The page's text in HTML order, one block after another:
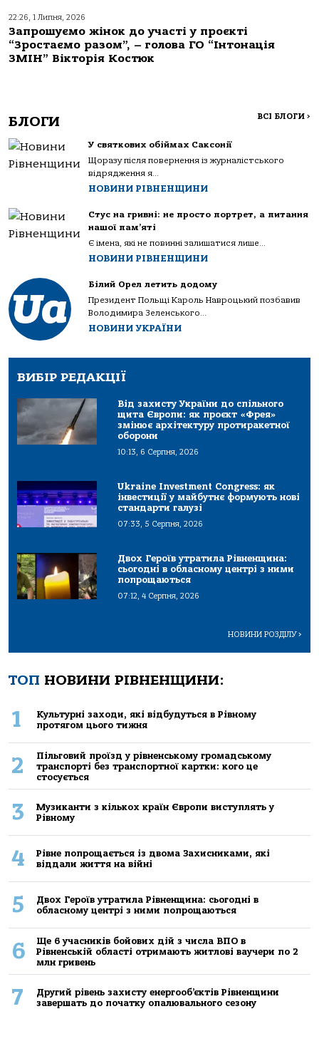
22:26, 1 Липня, 2026
Запрошуємо жінок до участі у проєкті
“Зростаємо разом”, – голова ГО “Інтонація
ЗМІН” Вікторія Костюк
БЛОГИ ВСІ БЛОГИ >
У святкових обіймах Саксонії
Щоразу після повернення із журналістського
відрядження я...
НОВИНИ РІВНЕНЩИНИ
Стус на гривні: не просто портрет, а питання
нашої пам’яті
Є імена, які не повинні залишатися лише...
НОВИНИ РІВНЕНЩИНИ
Білий Орел летить додому
Президент Польщі Кароль Навроцький позбавив
Володимира Зеленського...
НОВИНИ УКРАЇНИ
ВИБІР РЕДАКЦІЇ
Від захисту України до спільного
щита Європи: як проєкт «Фрея»
змінює архітектуру протиракетної
оборони
10:13, 6 Серпня, 2026
Ukraine Investment Congress: як
інвестиції у майбутнє формують нові
стандарти галузі
07:33, 5 Серпня, 2026
Двох Героїв утратила Рівненщина:
сьогодні в обласному центрі з ними
попрощаються
07:12, 4 Серпня, 2026
НОВИНИ РОЗДІЛУ>
ТОП НОВИНИ РІВНЕНЩИНИ:
1
Культурні заходи, які відбудуться в Рівному
протягом цього тижня
2
Пільговий проїзд у рівненському громадському
транспорті без транспортної картки: кого це
стосується
3
Музиканти з кількох країн Європи виступлять у
Рівному
4
Рівне попрощається із двома Захисниками, які
віддали життя на війні
5
Двох Героїв утратила Рівненщина: сьогодні в
обласному центрі з ними попрощаються
6
Ще 6 учасників бойових дій з числа ВПО в
Рівненській області отримають житлові ваучери по 2
млн гривень
7
Другий рівень захисту енергооб’єктів Рівненщини
завершать до початку опалювального сезону